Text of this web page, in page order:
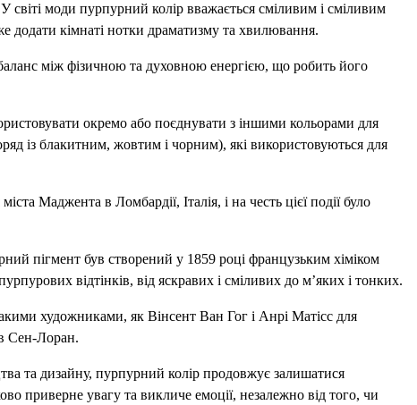
моди пурпурний колір вважається сміливим і сміливим
додати кімнаті нотки драматизму та хвилювання.
між фізичною та духовною енергією, що робить його
окремо або поєднувати з іншими кольорами для
із блакитним, жовтим і чорним), які використовуються для
Маджента в Ломбардії, Італія, і на честь цієї події було
пігмент був створений у 1859 році французьким хіміком
відтінків, від яскравих і сміливих до м’яких і тонких.
художниками, як Вінсент Ван Гог і Анрі Матісс для
Сен-Лоран.
та дизайну, пурпурний колір продовжує залишатися
приверне увагу та викличе емоції, незалежно від того, чи